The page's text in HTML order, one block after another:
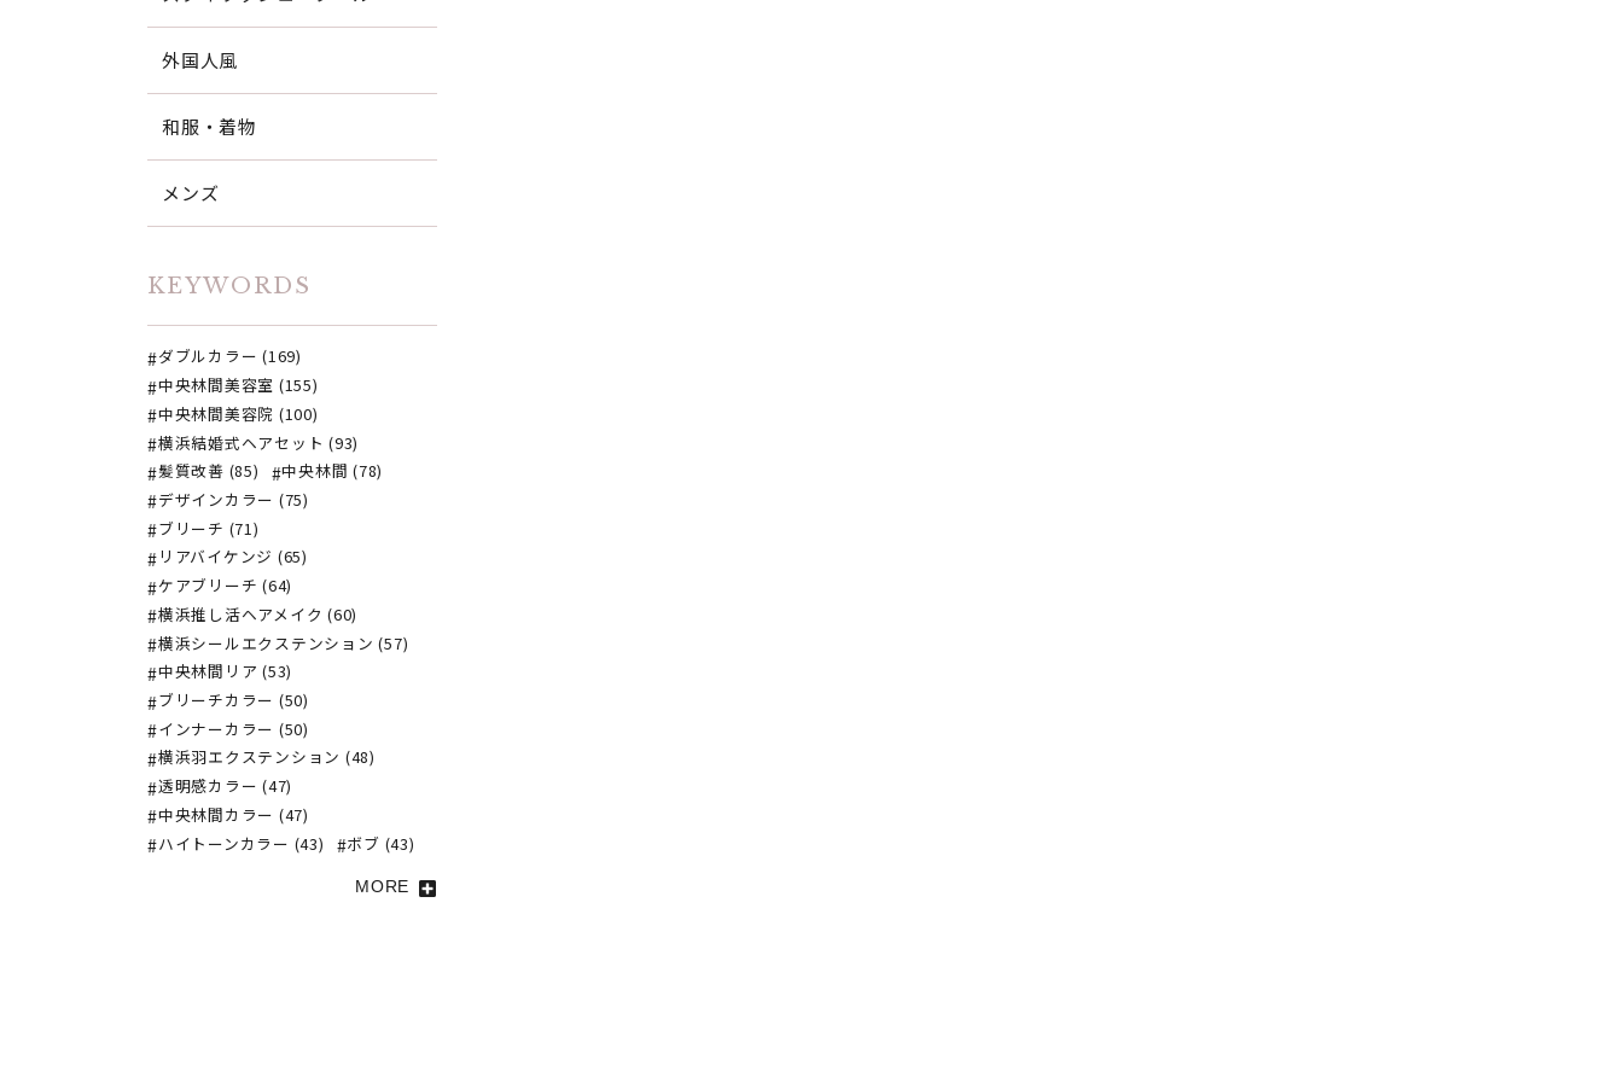
外国人風
和服・着物
メンズ
KEYWORDS
ダブルカラー (169)
中央林間美容室 (155)
中央林間美容院 (100)
横浜結婚式ヘアセット (93)
髪質改善 (85)
中央林間 (78)
デザインカラー (75)
ブリーチ (71)
リアバイケンジ (65)
ケアブリーチ (64)
横浜推し活ヘアメイク (60)
横浜シールエクステンション (57)
中央林間リア (53)
ブリーチカラー (50)
インナーカラー (50)
横浜羽エクステンション (48)
透明感カラー (47)
中央林間カラー (47)
ハイトーンカラー (43)
ボブ (43)
MORE